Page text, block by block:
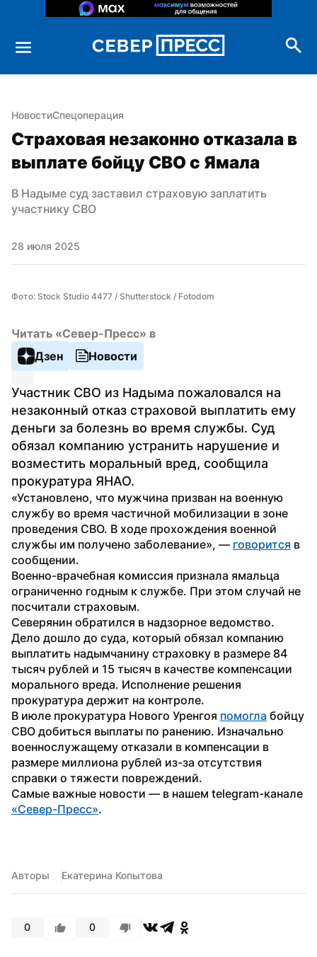
НовостиСпецоперация
Страховая незаконно отказала в
выплате бойцу СВО с Ямала
В Надыме суд заставил страховую заплатить
участнику СВО
28 июля 2025
Фото: Stock Studio 4477 / Shutterstock / Fotodom
Читать «Север-Пресс» в
Дзен
Новости
Участник СВО из Надыма пожаловался на
незаконный отказ страховой выплатить ему
деньги за болезнь во время службы. Суд
обязал компанию устранить нарушение и
возместить моральный вред, сообщила
прокуратура ЯНАО.
«Установлено, что мужчина призван на военную
службу во время частичной мобилизации в зоне
проведения СВО. В ходе прохождения военной
службы им получено заболевание», — говорится в
сообщении.
Военно-врачебная комиссия признала ямальца
ограниченно годным к службе. При этом случай не
посчитали страховым.
Северянин обратился в надзорное ведомство.
Дело дошло до суда, который обязал компанию
выплатить надымчанину страховку в размере 84
тысяч рублей и 15 тысяч в качестве компенсации
морального вреда. Исполнение решения
прокуратура держит на контроле.
В июле прокуратура Нового Уренгоя помогла бойцу
СВО добиться выплаты по ранению. Изначально
военнослужащему отказали в компенсации в
размере миллиона рублей из-за отсутствия
справки о тяжести повреждений.
«Север-Пресс».
Авторы Екатерина Копытова
0 0